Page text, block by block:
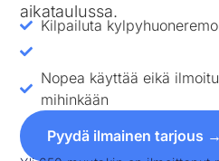
aikataulussa.
Kilpailuta
Nopea käyttää eikä
mihinkään
Pyydä ilmainen tarjous →